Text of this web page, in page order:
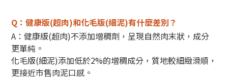
Q：健康版(超肉)和化毛版(細泥)有什麼差別？
A：健康版(超肉)不添加增稠劑，呈現自然肉末狀，成分
更單純。
化毛版(細泥)添加低於2%的增稠成分，質地較細緻滑順，
更接近市售肉泥口感。